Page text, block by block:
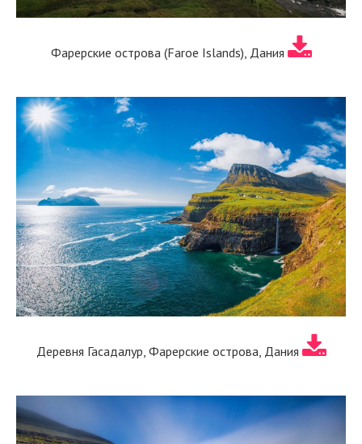
Фарерские острова (Faroe Islands), Дания
Деревня Гасадалур, Фарерские острова, Дания